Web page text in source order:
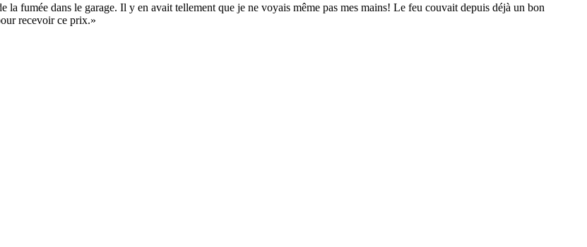
fumée dans le garage. Il y en avait tellement que je ne voyais même pas mes mains! Le feu couvait depuis déjà un bon
recevoir ce prix.»